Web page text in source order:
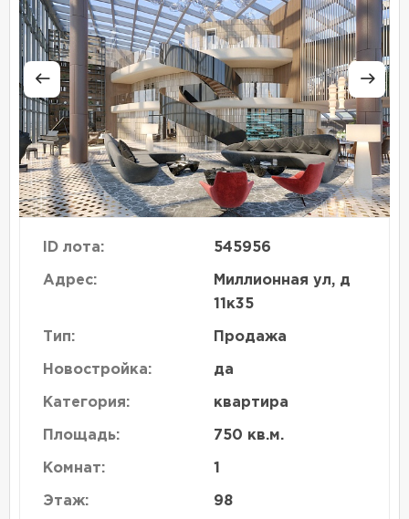
ID лота: 545956
Адрес:
Миллионная ул, д
11к35
Тип: Продажа
Новостройка: да
Категория: квартира
Площадь: 750 кв.м.
Комнат: 1
Этаж: 98